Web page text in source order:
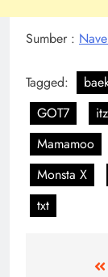
Sumber :
Tagged:
GOT7
Mamamoo
Monsta X
txt